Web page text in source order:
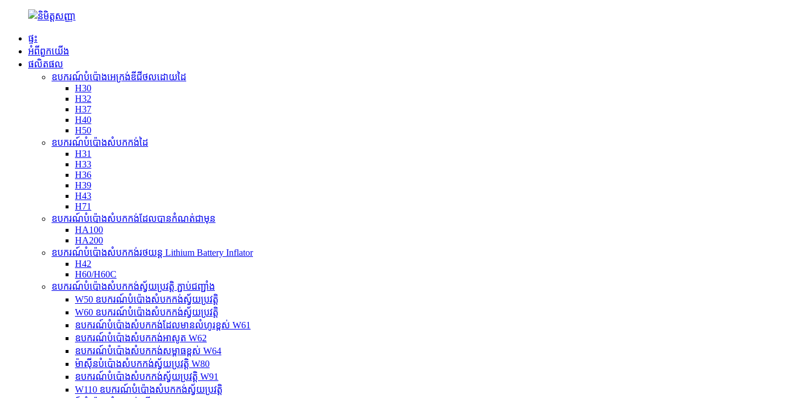
ផ្ទះ
អំពី​ពួក​យើង
ផលិតផល
ឧបករណ៍បំប៉ោងអេក្រង់ឌីជីថលដោយដៃ
H30
H32
H37
H40
H50
ឧបករណ៍បំប៉ោងសំបកកង់ដៃ
H31
H33
H36
H39
H43
H71
ឧបករណ៍បំប៉ោងសំបកកង់ដែលបានកំណត់ជាមុន
HA100
HA200
ឧបករណ៍បំប៉ោងសំបកកង់រថយន្ត Lithium Battery Inflator
H42
H60/H60C
ឧបករណ៍បំប៉ោងសំបកកង់ស្វ័យប្រវត្តិ ភ្ជាប់ជញ្ជាំង
W50 ឧបករណ៍បំប៉ោងសំបកកង់ស្វ័យប្រវត្តិ
W60 ឧបករណ៍បំប៉ោងសំបកកង់ស្វ័យប្រវត្តិ
ឧបករណ៍បំប៉ោងសំបកកង់ដែលមានលំហូរខ្ពស់ W61
ឧបករណ៍បំប៉ោងសំបកកង់អាសូត W62
ឧបករណ៍បំប៉ោងសំបកកង់សម្ពាធខ្ពស់ W64
ម៉ាស៊ីនបំប៉ោងសំបកកង់ស្វ័យប្រវត្តិ W80
ឧបករណ៍បំប៉ោងសំបកកង់ស្វ័យប្រវត្តិ W91
W110 ឧបករណ៍បំប៉ោងសំបកកង់ស្វ័យប្រវត្តិ